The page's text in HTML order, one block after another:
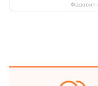
Фаворит